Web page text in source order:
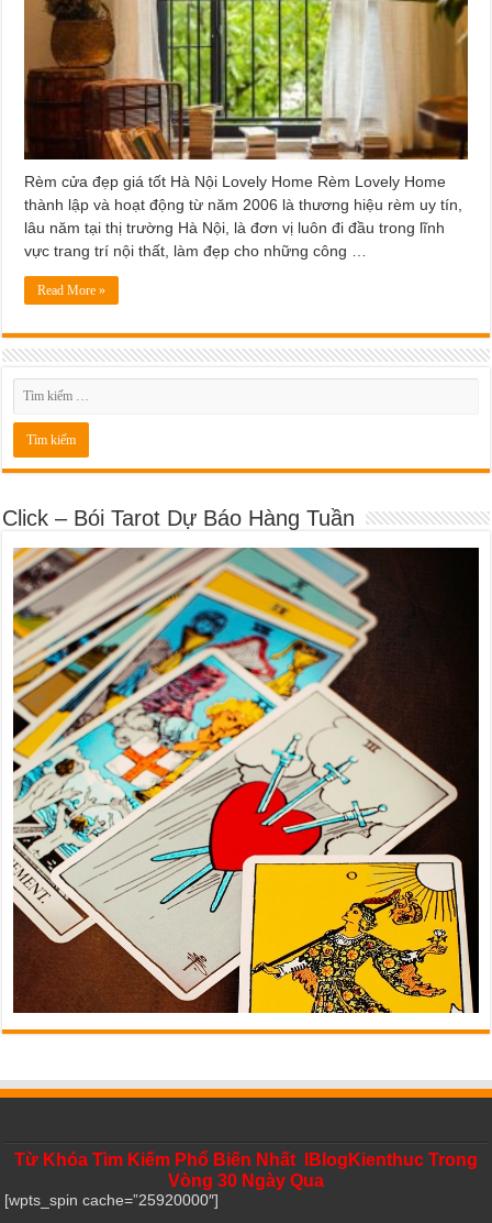
Rèm cửa đẹp giá tốt Hà Nội Lovely Home Rèm Lovely Home
thành lập và hoạt động từ năm 2006 là thương hiệu rèm uy tín,
lâu năm tại thị trường Hà Nội, là đơn vị luôn đi đầu trong lĩnh
vực trang trí nội thất, làm đẹp cho những công …
Read More »
Click – Bói Tarot Dự Báo Hàng Tuần
Từ Khóa Tìm Kiếm Phổ Biến Nhất IBlogKienthuc Trong
Vòng 30 Ngày Qua
[wpts_spin cache=”25920000″]